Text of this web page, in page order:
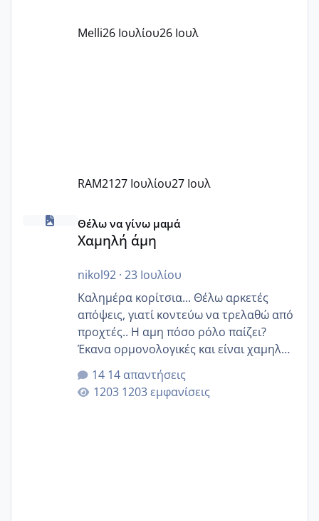
Εγώ πήγα σε έναν ιδιωτικό παιδικό στ
Melli26 Ιουλίου26 Ιουλ
RAM2127 Ιουλίου27 Ιουλ
Χαμηλή άμη
Θέλω να γίνω μαμά
Χαμηλή άμη
nikol92· 23 Ιουλίου
Καλημέρα κορίτσια... Θέλω αρκετές
απόψεις, γιατί κοντεύω να τρελαθώ από
προχτές.. Η αμη πόσο ρόλο παίζει?
Έκανα ορμονολογικές και είναι χαμηλή
για την ηλικία μου.. Είχα ήδη μια
εγκυμοσύνη, που έπρεπε να τερματιστεί
στην 27η εβδομάδα και προσπαθώ 7
14 απαντήσεις
1203 εμφανίσεις